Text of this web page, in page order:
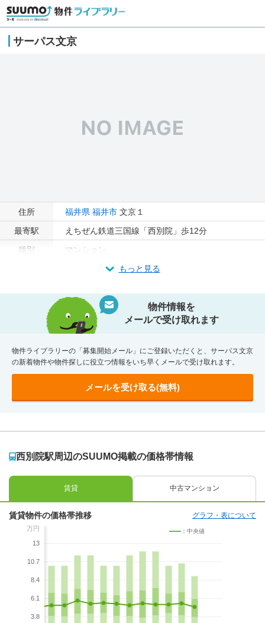
サーパス文京
住所 福井県 福井市 文京１
最寄駅
えちぜん鉄道三国線「西別院」歩12分
種別
マンション
もっと見る
物件情報を
メールで受け取れます
物件ライブラリーの「募集開始メール」にご登録いただくと、サーパス文京
の新着物件や物件探しに役立つ情報をいち早くメールで受け取れます。
メールを受け取る(無料)
西別院駅周辺のSUUMO掲載の価格帯情報
賃貸 中古マンション
賃貸物件の価格帯推移 グラフ・表について
万円
13
10.7
8.4
6.1
3.8
：中央値